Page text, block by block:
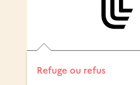
Refuge ou refus